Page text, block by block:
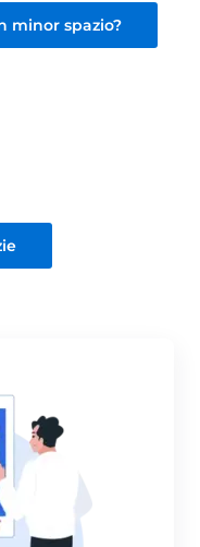
minor spazio?